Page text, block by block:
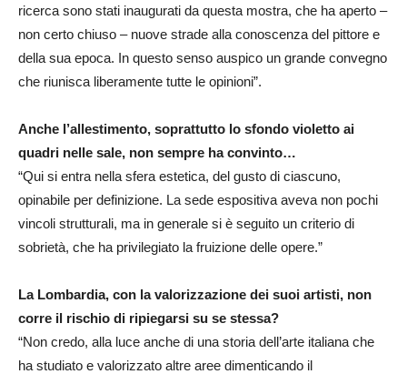
ricerca sono stati inaugurati da questa mostra, che ha aperto –
non certo chiuso – nuove strade alla conoscenza del pittore e
della sua epoca. In questo senso auspico un grande convegno
che riunisca liberamente tutte le opinioni”.
Anche l’allestimento, soprattutto lo sfondo violetto ai
quadri nelle sale, non sempre ha convinto…
“Qui si entra nella sfera estetica, del gusto di ciascuno,
opinabile per definizione. La sede espositiva aveva non pochi
vincoli strutturali, ma in generale si è seguito un criterio di
sobrietà, che ha privilegiato la fruizione delle opere.”
La Lombardia, con la valorizzazione dei suoi artisti, non
corre il rischio di ripiegarsi su se stessa?
“Non credo, alla luce anche di una storia dell’arte italiana che
ha studiato e valorizzato altre aree dimenticando il